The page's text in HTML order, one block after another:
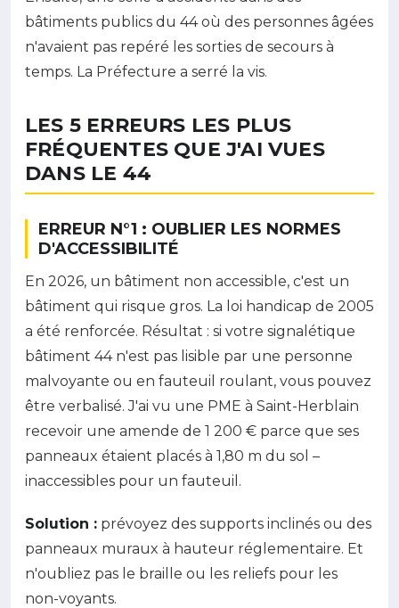
bâtiments publics du 44 où des personnes âgées
n'avaient pas repéré les sorties de secours à
temps. La Préfecture a serré la vis.
LES 5 ERREURS LES PLUS
FRÉQUENTES QUE J'AI VUES
DANS LE 44
ERREUR N°1 : OUBLIER LES NORMES
D'ACCESSIBILITÉ
En 2026, un bâtiment non accessible, c'est un
bâtiment qui risque gros. La loi handicap de 2005
a été renforcée. Résultat : si votre signalétique
bâtiment 44 n'est pas lisible par une personne
malvoyante ou en fauteuil roulant, vous pouvez
être verbalisé. J'ai vu une PME à Saint-Herblain
recevoir une amende de 1 200 € parce que ses
panneaux étaient placés à 1,80 m du sol –
inaccessibles pour un fauteuil.
Solution : prévoyez des supports inclinés ou des
panneaux muraux à hauteur réglementaire. Et
n'oubliez pas le braille ou les reliefs pour les
non-voyants.